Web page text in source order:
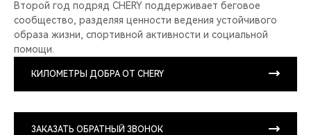
Второй год подряд CHERY поддерживает беговое
сообщество, разделяя ценности ведения устойчивого
образа жизни, спортивной активности и социальной
помощи.
КИЛОМЕТРЫ ДОБРА ОТ CHERY
ЗАКАЗАТЬ ОБРАТНЫЙ ЗВОНОК